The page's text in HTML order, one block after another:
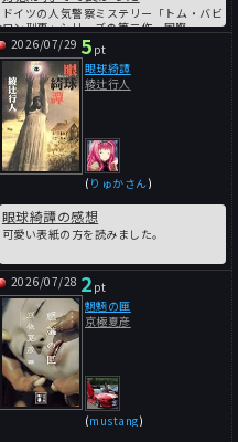
ドイツの人気警察ミステリー「トム・バビ
ロン刑事」シリーズの第二作。国際...
2026/07/29 5 pt
( りゅかさん)
眼球綺譚の感想
可愛い表紙の方を読みました。
眼球綺譚
綾辻行人
2026/07/28 2 pt
(mustang)
魍魎の匣
京極夏彦